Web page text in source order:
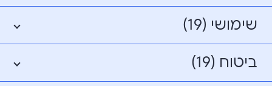
שימושי (19)
ביטוח (19)